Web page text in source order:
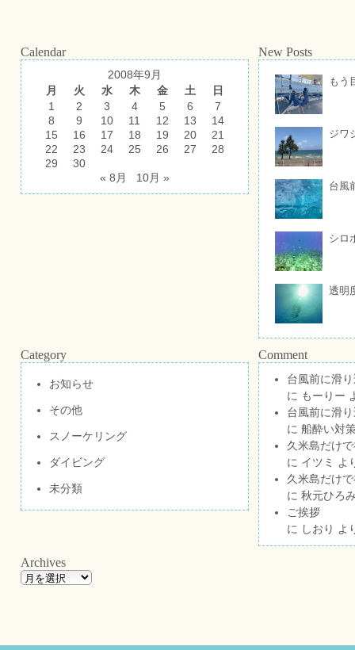
Calendar
2008年9月
月
火 水 木 金 土
日
1
2 3 4 5 6
7
8
9 10 11 12 13
14
15
16 17 18 19 20
21
22
23 24 25 26 27
28
29
30
« 8月
10月 »
New Posts
もう
ジワ
台風
シロ
透明
Category
お知らせ
その他
スノーケリング
ダイビング
未分類
Comment
台風前に滑
に もーりー
台風前に滑
に 船酔い対
久米島だけ
に イツミ
よ
久米島だけ
に 秋元ひろ
ご挨拶
に しおり よ
Archives